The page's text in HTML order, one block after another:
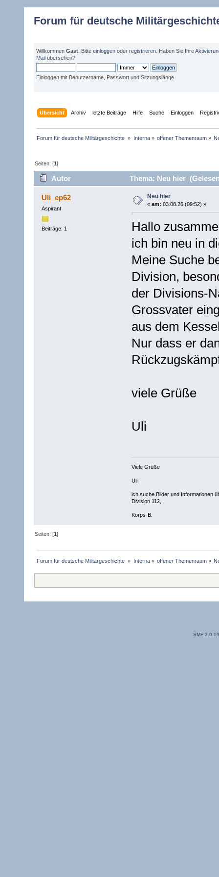
Forum für deutsche
Willkommen Gast . Bitte einloggen oder registrieren . Haben Sie Ihre
Mail übersehen?
Einloggen mit Benutzername, Passwort und Sitzungslänge
Übersicht Archiv letzte Beiträge Hilfe Suche Einloggen
Forum für deutsche Militärgeschichte » Interna» offener Themenraum»
Seiten: [1]
Autor Thema: Neu hier
Uli_ep62
Aspirant
Beiträge: 1
Neu hier
« am: 03.08.26 (09:52) »
Hallo
ich bin neu in
Meine Suche
Division,
der
Grossvater
aus dem
Nur dass er
viele Grüße
Uli
Viele Grüße
Uli
ich suche Bilder und Informationen
Division 112,
Korps-B.
Seiten: [1]
Forum für deutsche Militärgeschichte » Interna» offener Themenraum»
SMF 2.0.19